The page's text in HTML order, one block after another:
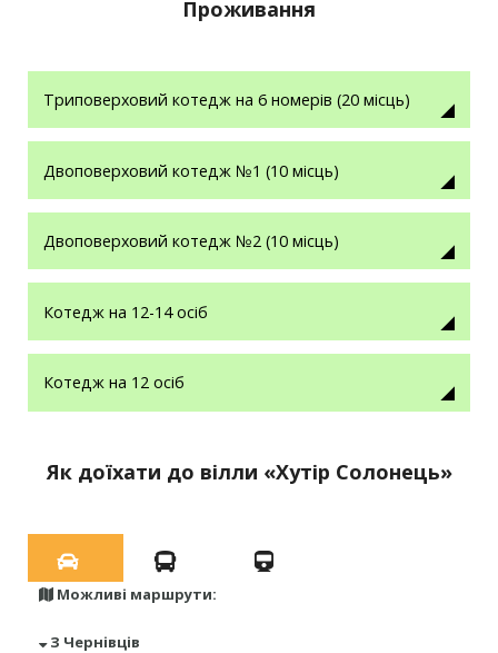
Проживання
Триповерховий котедж на 6 номерів (20 місць)
Двоповерховий котедж №1 (10 місць)
Двоповерховий котедж №2 (10 місць)
Котедж на 12-14 осіб
Котедж на 12 осіб
Як доїхати до вілли «Хутір Солонець»
Можливі маршрути:
З Чернівців